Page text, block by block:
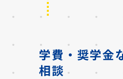
学費・奨学金
相談